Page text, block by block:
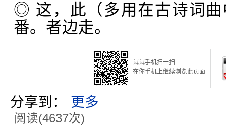
◎ 这，此（多用在古诗词
番。者边走。
试试手机扫一扫
在你手机上继续浏览此页面
分享到： 更多
阅读(4637次)